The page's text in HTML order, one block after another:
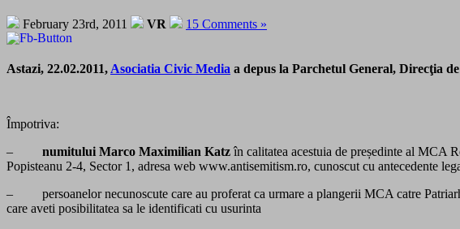
February 23rd, 2011 VR 15 Comments »
Astazi, 22.02.2011, Asociatia Civic Media a depus la Parchetul General, Direcţia
Împotriva:
– numitului Marco Maximilian Katzîn calitatea acestuia de președinte al MCA
Popisteanu 2-4, Sector 1, adresa web www.antisemitism.ro, cunoscut cu antecedente
– persoanelor necunoscute care au proferat ca urmare a plangerii MCA catre
care aveti posibilitatea sa le identificati cu usurinta